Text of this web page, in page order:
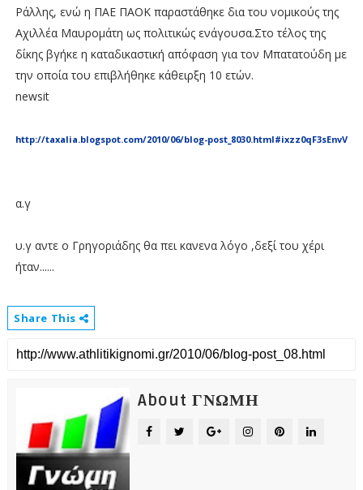
Ράλλης, ενώ η ΠΑΕ ΠΑΟΚ παραστάθηκε δια του νομικούς της
Αχιλλέα Μαυρομάτη ως πολιτικώς ενάγουσα.Στο τέλος της
δίκης βγήκε η καταδικαστική απόφαση για τον Μπατατούδη με
την οποία του επιβλήθηκε κάθειρξη 10 ετών.
newsit
http://taxalia.blogspot.com/2010/06/blog-post_8030.html#ixzz0qF3sEnvV
α.γ
υ.γ αντε ο Γρηγοριάδης θα πει κανενα λόγο ,δεξί του χέρι
ήταν......
Share This
About ΓΝΩΜΗ